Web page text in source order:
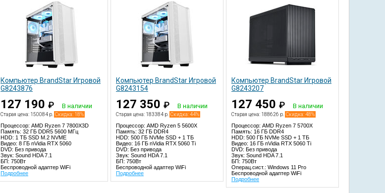
Компьютер BrandStar Игровой
G8243876
127 190 ₽ В наличии
Старая цена: 150084 р. Скидка: 18%
Процессор: AMD Ryzen 7 7800X3D
Память: 32 ГБ DDR5 5600 МГц
HDD: 1 TБ SSD M.2 NVME
Видео: 8 ГБ nVidia RTX 5060
DVD: Без привода
Звук: Sound HDA 7.1
БП: 750Вт
Беспроводной адаптер WiFi
Подробнее
Компьютер BrandStar Игровой
G8243154
127 350 ₽ В наличии
Старая цена: 183384 р. Скидка: 44%
Процессор: AMD Ryzen 5 5600X
Память: 32 ГБ DDR4
HDD: 500 ГБ NVMe SSD + 1 TБ
Видео: 16 ГБ nVidia RTX 5060 Ti
DVD: Без привода
Звук: Sound HDA 7.1
БП: 750Вт
Беспроводной адаптер WiFi
Подробнее
Компьютер BrandStar Игровой
G8243207
127 450 ₽ В наличии
Старая цена: 188626 р. Скидка: 48%
Процессор: AMD Ryzen 7 5700X
Память: 16 ГБ DDR4
HDD: 500 ГБ NVMe SSD + 1 TБ
Видео: 16 ГБ nVidia RTX 5060 Ti
DVD: Без привода
Звук: Sound HDA 7.1
БП: 750Вт
Операц.сист.: Windows 11 Pro
Беспроводной адаптер WiFi
Подробнее